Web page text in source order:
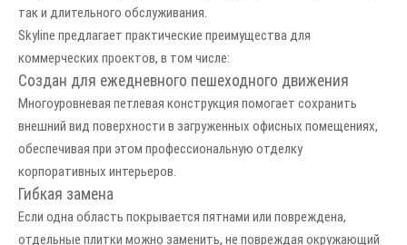
так и длительного обслуживания.
Skyline предлагает практические преимущества для
коммерческих проектов, в том числе:
Создан для ежедневного пешеходного движения
Многоуровневая петлевая конструкция помогает сохранить
внешний вид поверхности в загруженных офисных помещениях,
обеспечивая при этом профессиональную отделку
корпоративных интерьеров.
Гибкая замена
Если одна область покрывается пятнами или повреждена,
отдельные плитки можно заменить, не повреждая окружающий